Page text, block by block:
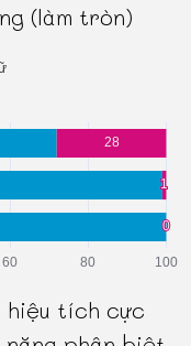
(làm tròn)
hiệu tích cực